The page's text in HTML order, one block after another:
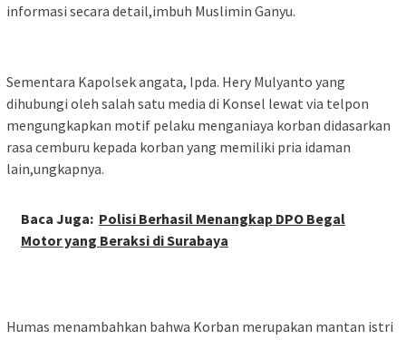
informasi secara detail,imbuh Muslimin Ganyu.
Sementara Kapolsek angata, Ipda. Hery Mulyanto yang
dihubungi oleh salah satu media di Konsel lewat via telpon
mengungkapkan motif pelaku menganiaya korban didasarkan
rasa cemburu kepada korban yang memiliki pria idaman
lain,ungkapnya.
Baca Juga: Polisi Berhasil Menangkap DPO Begal
Motor yang Beraksi di Surabaya
Humas menambahkan bahwa Korban merupakan mantan istri